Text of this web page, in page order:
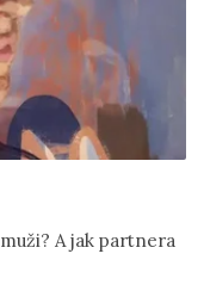
A jak partnera